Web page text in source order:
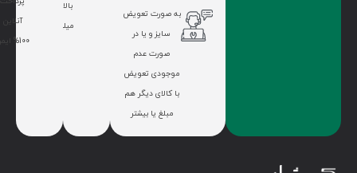
به صورت تعویض
سایز و یا در
صورت عدم
موجودی تعویض
با کالای دیگر هم
مبلغ یا بیشتر
میلیون
آنلاین
100% ایمن